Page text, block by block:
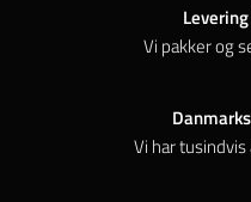
Vi pakker og
Vi har